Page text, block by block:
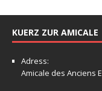
KUERZ ZUR AMICALE
Adress:
Amicale des Anciens